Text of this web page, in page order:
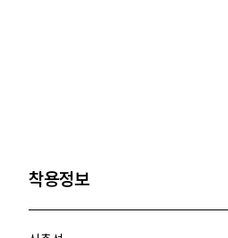
착용정보